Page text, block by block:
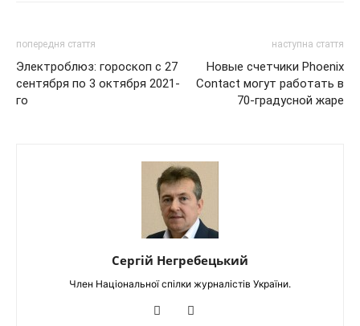
попередня стаття
Электроблюз: гороскоп с 27
сентября по 3 октября 2021-
го
наступна стаття
Новые счетчики Phoenix
Contact могут работать в
70-градусной жаре
Сергій Негребецький
Член Національної спілки журналістів України.